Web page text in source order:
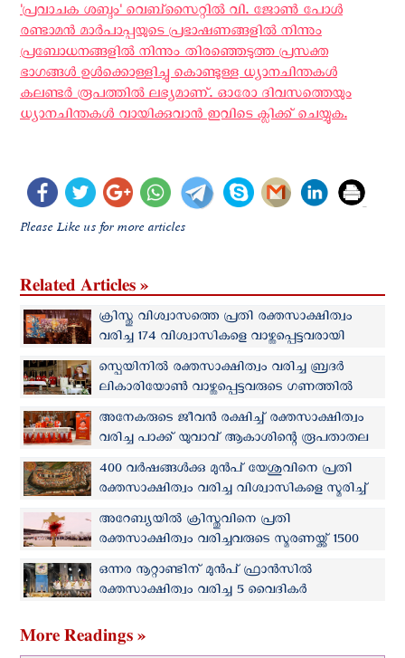
'പ്രവാചക ശബ്ദം' വെബ്സൈറ്റില്‍ വി. ജോണ്‍ പോള്‍
രണ്ടാമന്‍ മാര്‍പാപ്പയുടെ പ്രഭാഷണങ്ങളില്‍ നിന്നും
പ്രബോധനങ്ങളില്‍ നിന്നും തിരഞ്ഞെടുത്ത പ്രസക്ത
ഭാഗങ്ങള്‍ ഉള്‍ക്കൊള്ളിച്ചു കൊണ്ടുള്ള ധ്യാനചിന്തകള്‍
കലണ്ടര്‍ രൂപത്തില്‍ ലഭ്യമാണ്. ഓരോ ദിവസത്തെയും
ധ്യാനചിന്തകള്‍ വായിക്കുവാന്‍ ഇവിടെ ക്ലിക്ക് ചെയ്യുക.
Please Like us for more articles
Related Articles »
ക്രിസ്തു വിശ്വാസത്തെ പ്രതി രക്തസാക്ഷിത്വം
വരിച്ച 174 വിശ്വാസികളെ വാഴ്ത്തപ്പെട്ടവരായി
പ്രഖ്യാപിച്ചു
സ്പെയിനില്‍ രക്തസാക്ഷിത്വം വരിച്ച ബ്രദര്‍
ലികാരിയോൺ വാഴ്ത്തപ്പെട്ടവരുടെ ഗണത്തിൽ
അനേകരുടെ ജീവന്‍ രക്ഷിച്ച് രക്തസാക്ഷിത്വം
വരിച്ച പാക്ക് യുവാവ് ആകാശിന്റെ രൂപതാതല
നാമകരണ നടപടി പൂര്‍ത്തിയായി
400 വർഷങ്ങൾക്കു മുന്‍പ് യേശുവിനെ പ്രതി
രക്തസാക്ഷിത്വം വരിച്ച വിശ്വാസികളെ സ്മരിച്ച്
ജപ്പാനിലെ കത്തോലിക്ക സഭ
അറേബ്യയില്‍ ക്രിസ്തുവിനെ പ്രതി
രക്തസാക്ഷിത്വം വരിച്ചവരുടെ സ്മരണയ്ക്ക് 1500
വര്‍ഷം
ഒന്നര നൂറ്റാണ്ടിന് മുന്‍പ് ഫ്രാന്‍സില്‍
രക്തസാക്ഷിത്വം വരിച്ച 5 വൈദികര്‍
More Readings »